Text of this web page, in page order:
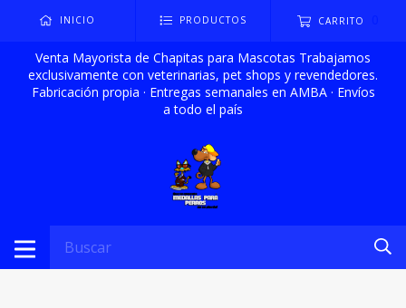
INICIO PRODUCTOS CARRITO
Venta Mayorista de Chapitas para Mascotas Trabajamos
exclusivamente con veterinarias, pet shops y revendedores.
Fabricación propia · Entregas semanales en AMBA · Envíos
a todo el país